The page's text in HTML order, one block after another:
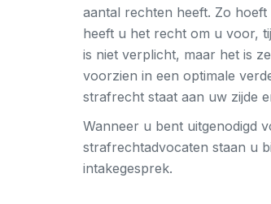
aantal rechten heeft. Zo
heeft u het recht om u voor,
is niet verplicht, maar het is
voorzien in een optimale
strafrecht staat aan uw zijde
Wanneer u bent uitgenodigd
strafrechtadvocaten staan u
intakegesprek.